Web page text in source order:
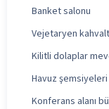
Banket salonu
Vejetaryen
Kilitli dolaplar
Havuz şemsiyeleri
Konferans alanı